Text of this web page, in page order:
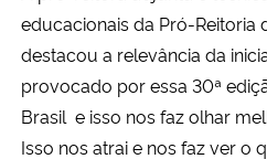
educacionais da Pró-Reitoria
destacou a relevância da
provocado por essa 30ª
Brasil e isso nos faz olhar
Isso nos atrai e nos faz ver o